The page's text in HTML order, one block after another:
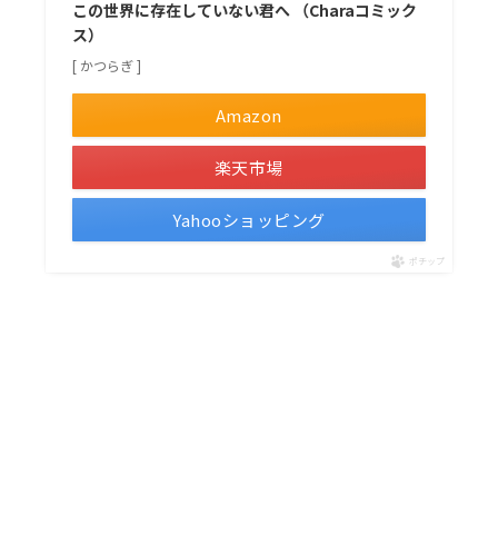
この世界に存在していない君へ （Charaコミック
ス）
[ かつらぎ ]
Amazon
楽天市場
Yahooショッピング
ポチップ